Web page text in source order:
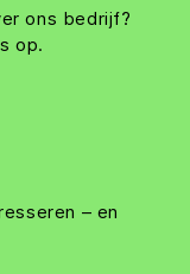
ons bedrijf?
op.
– en